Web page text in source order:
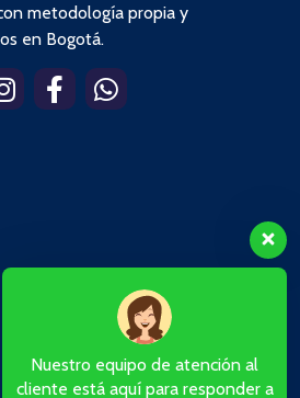
metodología propia y
en Bogotá.
Nuestro equipo de atención al
cliente está aquí para responder a